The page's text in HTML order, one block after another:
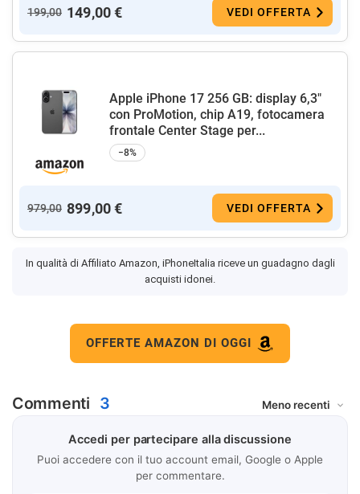
199,00 149,00 € VEDI OFFERTA
Apple iPhone 17 256 GB: display 6,3"
con ProMotion, chip A19, fotocamera
frontale Center Stage per...
−8%
979,00 899,00 € VEDI OFFERTA
In qualità di Affiliato Amazon, iPhoneItalia riceve un guadagno dagli
acquisti idonei.
OFFERTE AMAZON DI OGGI
Commenti 3
Accedi per partecipare alla discussione
Puoi accedere con il tuo account email, Google o Apple
per commentare.